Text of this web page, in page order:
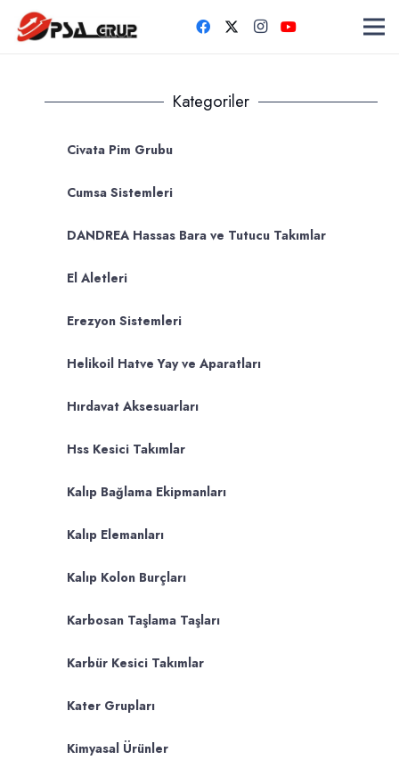
Kategoriler
Civata Pim Grubu
Cumsa Sistemleri
DANDREA Hassas Bara ve Tutucu Takımlar
El Aletleri
Erezyon Sistemleri
Helikoil Hatve Yay ve Aparatları
Hırdavat Aksesuarları
Hss Kesici Takımlar
Kalıp Bağlama Ekipmanları
Kalıp Elemanları
Kalıp Kolon Burçları
Karbosan Taşlama Taşları
Karbür Kesici Takımlar
Kater Grupları
Kimyasal Ürünler